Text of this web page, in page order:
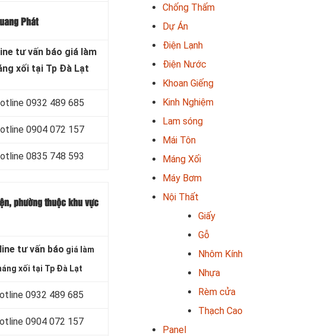
Phát
tư vấn báo giá làm
xối tại Tp Đà Lạt
0932 489 685
0904 072 157
0835 748 593
phường thuộc khu vực
tư vấn báo giá làm
xối tại Tp Đà Lạt
0932 489 685
0904 072 157
Chống Thấm
Dự Án
Điện Lạnh
Điện Nước
Khoan Giếng
Kinh Nghiệm
Lam sóng
Mái Tôn
Máng Xối
Máy Bơm
Nội Thất
Giấy
Gỗ
Nhôm Kính
Nhựa
Rèm cửa
Thạch Cao
Panel